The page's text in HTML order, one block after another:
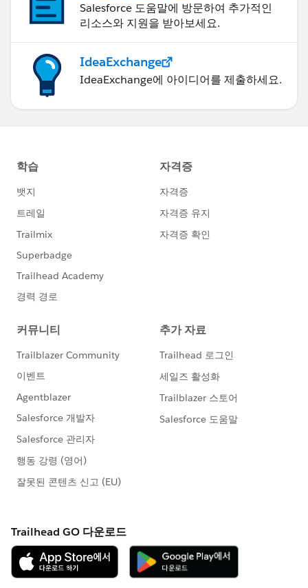
Salesforce 도움말에 방문하여 추가적인
리소스와 지원을 받아보세요.
IdeaExchange
IdeaExchange에 아이디어를 제출하세요.